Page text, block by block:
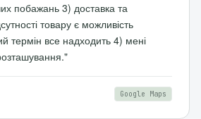
побажань 3) доставка та
товару є можливість
термін все надходить 4) мені
Google Maps